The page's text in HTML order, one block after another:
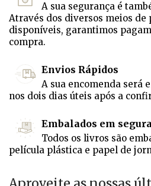
A sua segurança é
Através dos diversos meios de
disponíveis, garantimos
compra.
Envios Rápidos
A sua encomenda será
nos dois dias úteis após a
Embalados em
Todos os livros são
película plástica e papel de